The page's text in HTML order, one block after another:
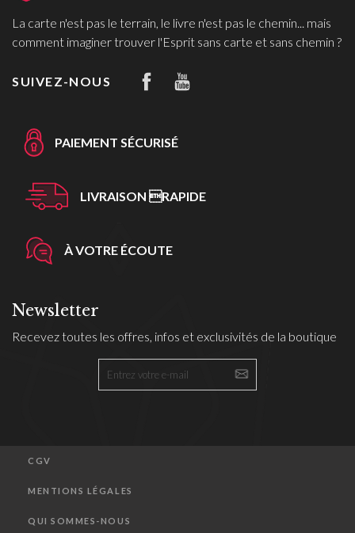
La carte n'est pas le terrain, le livre n'est pas le chemin... mais
comment imaginer trouver l'Esprit sans carte et sans chemin ?
SUIVEZ-NOUS
PAIEMENT SÉCURISÉ
LIVRAISON RAPIDE
À VOTRE ÉCOUTE
Newsletter
Recevez toutes les offres, infos et exclusivités de la boutique
CGV
MENTIONS LÉGALES
QUI SOMMES-NOUS